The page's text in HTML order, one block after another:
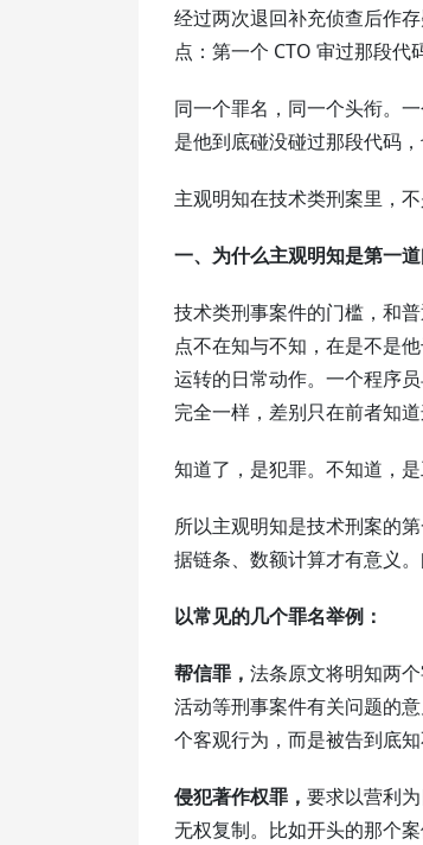
经过两次退回补充侦查后作
点：第一个 CTO 审过那段代
同一个罪名，同一个头衔。
是他到底碰没碰过那段代码，
主观明知在技术类刑案里，
一、为什么主观明知是第一
技术类刑事案件的门槛，和
点不在知与不知，在是不是
运转的日常动作。一个程序
完全一样，差别只在前者知
知道了，是犯罪。不知道，是
所以主观明知是技术刑案的
据链条、数额计算才有意义
以常见的几个罪名举例：
帮信罪， 法条原文将明知两
活动等刑事案件有关问题的
个客观行为，而是被告到底知
侵犯著作权罪， 要求以营利
无权复制。比如开头的那个